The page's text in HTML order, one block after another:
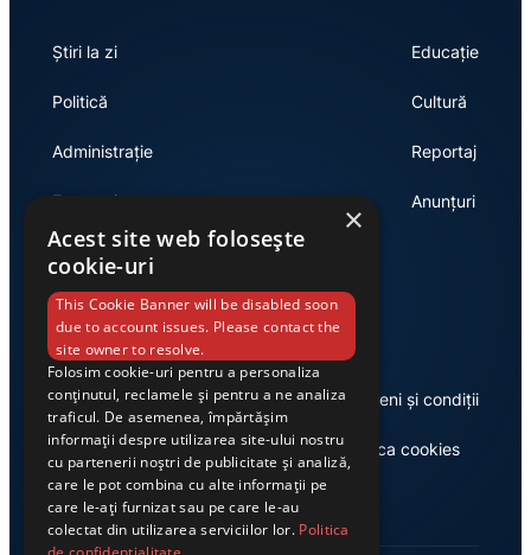
Știri la zi
Politică
Administrație
Economie
Educație
Cultură
Reportaj
Anunțuri
Link-uri utile
Despre noi
Casa de editură Exclusiv
Termeni și condiții
Politica cookies
×
Acest site web folosește
cookie-uri
This Cookie Banner will be disabled soon
due to account issues. Please contact the
site owner to resolve.
Folosim cookie-uri pentru a personaliza
conținutul, reclamele și pentru a ne analiza
traficul. De asemenea, împărtășim
informații despre utilizarea site-ului nostru
cu partenerii noștri de publicitate și analiză,
care le pot combina cu alte informații pe
care le-ați furnizat sau pe care le-au
colectat din utilizarea serviciilor lor. Politica